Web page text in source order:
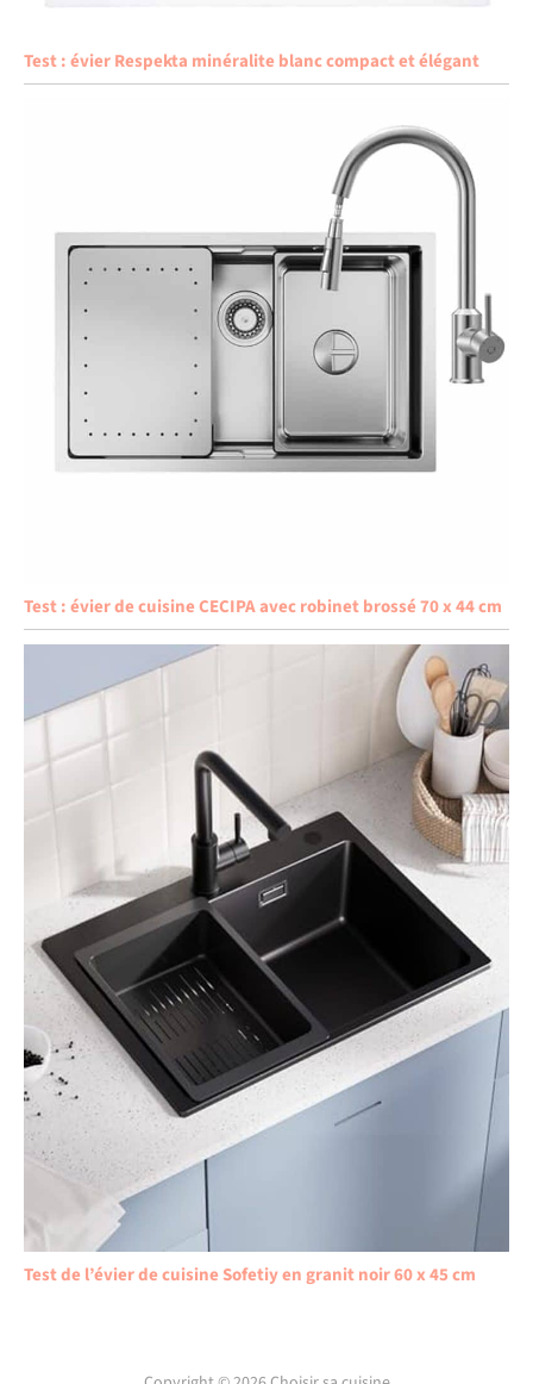
Test : évier Respekta minéralite blanc compact et élégant
Test : évier de cuisine CECIPA avec robinet brossé 70 x 44 cm
Test de l’évier de cuisine Sofetiy en granit noir 60 x 45 cm